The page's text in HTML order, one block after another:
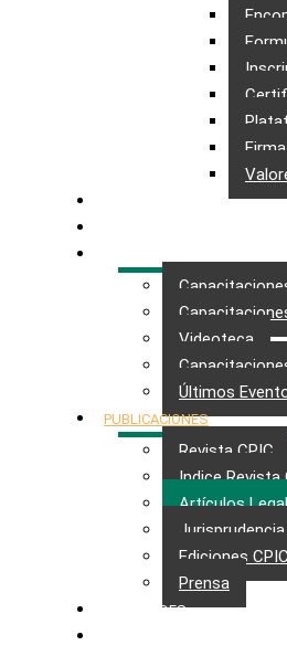
Videoteca
Últimos
PUBLICACIONES
Revista CPIC
Indice Revista
Artículos
Jurisprudencia
Ediciones CPIC
Prensa
NOVEDADES